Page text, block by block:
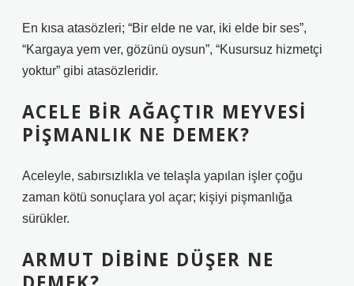
En kısa atasözleri; “Bir elde ne var, iki elde bir ses”,
“Kargaya yem ver, gözünü oysun”, “Kusursuz hizmetçi
yoktur” gibi atasözleridir.
ACELE BIR AĞAÇTIR MEYVESI
PIŞMANLIK NE DEMEK?
Aceleyle, sabırsızlıkla ve telaşla yapılan işler çoğu
zaman kötü sonuçlara yol açar; kişiyi pişmanlığa
sürükler.
ARMUT DIBINE DÜŞER NE